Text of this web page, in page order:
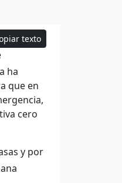
texto
ha
que en
cero
y por